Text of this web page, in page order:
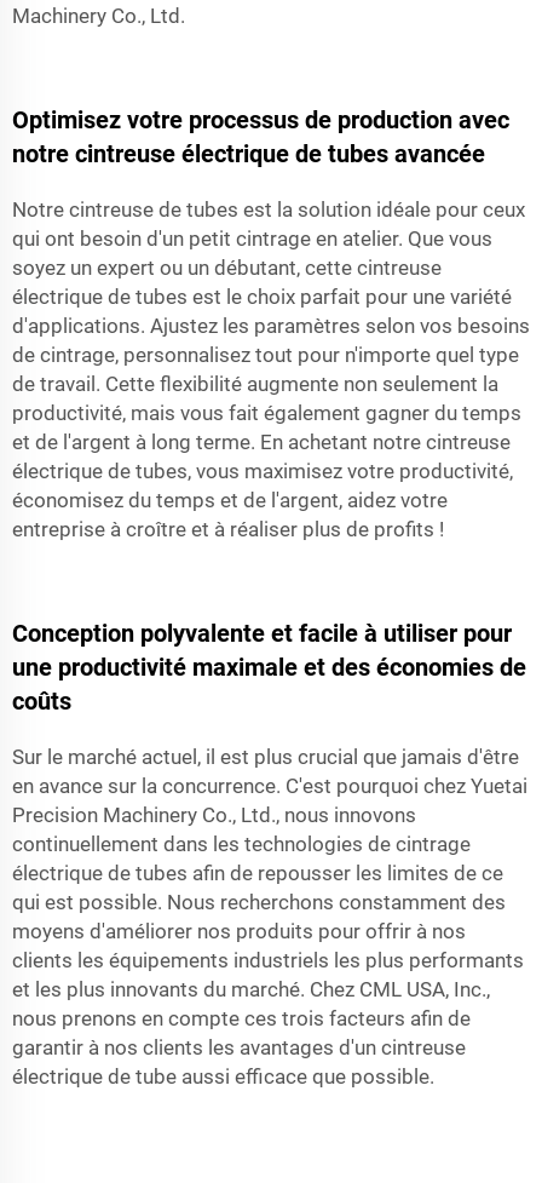
Machinery Co., Ltd.
Optimisez votre processus de production avec
notre cintreuse électrique de tubes avancée
Notre cintreuse de tubes est la solution idéale pour ceux
qui ont besoin d'un petit cintrage en atelier. Que vous
soyez un expert ou un débutant, cette cintreuse
électrique de tubes est le choix parfait pour une variété
d'applications. Ajustez les paramètres selon vos besoins
de cintrage, personnalisez tout pour n'importe quel type
de travail. Cette flexibilité augmente non seulement la
productivité, mais vous fait également gagner du temps
et de l'argent à long terme. En achetant notre cintreuse
électrique de tubes, vous maximisez votre productivité,
économisez du temps et de l'argent, aidez votre
entreprise à croître et à réaliser plus de profits !
Conception polyvalente et facile à utiliser pour
une productivité maximale et des économies de
coûts
Sur le marché actuel, il est plus crucial que jamais d'être
en avance sur la concurrence. C'est pourquoi chez Yuetai
Precision Machinery Co., Ltd., nous innovons
continuellement dans les technologies de cintrage
électrique de tubes afin de repousser les limites de ce
qui est possible. Nous recherchons constamment des
moyens d'améliorer nos produits pour offrir à nos
clients les équipements industriels les plus performants
et les plus innovants du marché. Chez CML USA, Inc.,
nous prenons en compte ces trois facteurs afin de
garantir à nos clients les avantages d'un cintreuse
électrique de tube aussi efficace que possible.